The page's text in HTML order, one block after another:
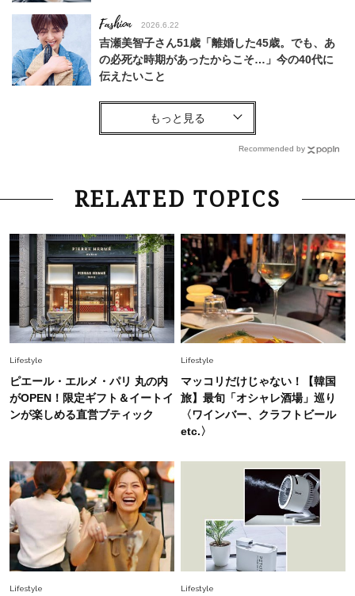
Fashion 2026.6.22
吉瀬美智子さん51歳「離婚した45歳。でも、あ
の必死な時期があったからこそ…」今の40代に
伝えたいこと
Fashion
【40代コンサバ派】白Tシャツは「パール×ゴー
Lifestyle 2026.7.29
「お若いですね」は褒め言葉？“若い＝美しい”と
ーレス連載22】
Lifestyle 2026.8.6
26年夏の【開運アクション】は”ひと拭き”習
慣！「金運アップ→トイレ、じゃあ底上げ運
は？」
2026.5.22
梅宮アンナさん 電撃婚から1年、家族の価値観
を育み中「理想の暮らしよりも今の心地よさを選
んだ」
中村ゆりさん「40代になり、やっと“仕事以外の
幸福感”に目が向いた」ライフスタイルも、服も
Fashion 2026.7.16
白黒でもこんなに華やぐ！40代、夏の「甘めト
ップス×パンツ」コーデ〈3選〉
Recommended by
RELATED TOPICS
Lifestyle
ピエール・エルメ・パリ 丸の内
がOPEN！限定ギフト＆イートイ
ンが楽しめる直営ブティック
Lifestyle
マッコリだけじゃない！【韓国
旅】最旬「オシャレ酒場」巡り
〈ワインバー、クラフトビール
etc.〉
Lifestyle Lifestyle